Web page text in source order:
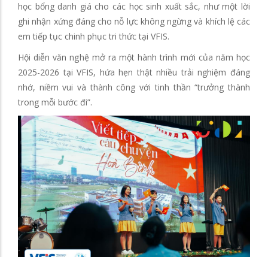
học bổng danh giá cho các học sinh xuất sắc, như một lời
ghi nhận xứng đáng cho nỗ lực không ngừng và khích lệ các
em tiếp tục chinh phục tri thức tại VFIS.
Hội diễn văn nghệ mở ra một hành trình mới của năm học
2025-2026 tại VFIS, hứa hẹn thật nhiều trải nghiệm đáng
nhớ, niềm vui và thành công với tinh thần “trưởng thành
trong mỗi bước đi”.